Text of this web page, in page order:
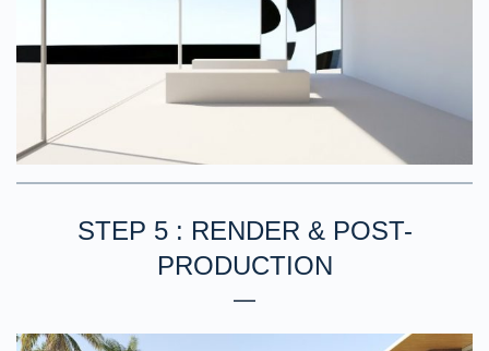
STEP 5 : RENDER & POST-
PRODUCTION